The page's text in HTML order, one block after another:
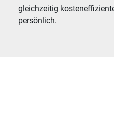
gleichzeitig
persönlich.